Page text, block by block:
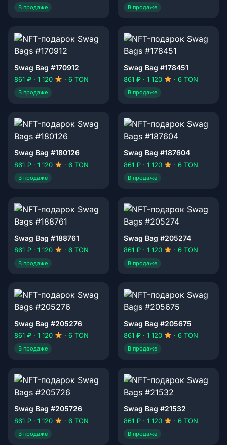
В продаже В продаже
Swag Bag #170912
861 ₽ · 1 120 · 6 TON
В продаже
Swag Bag #178451
861 ₽ · 1 120 · 6 TON
В продаже
Swag Bag #180126
861 ₽ · 1 120 · 6 TON
В продаже
Swag Bag #187604
861 ₽ · 1 120 · 6 TON
В продаже
Swag Bag #188761
861 ₽ · 1 120 · 6 TON
В продаже
Swag Bag #205274
861 ₽ · 1 120 · 6 TON
В продаже
Swag Bag #205276
861 ₽ · 1 120 · 6 TON
В продаже
Swag Bag #205675
861 ₽ · 1 120 · 6 TON
В продаже
Swag Bag #205726
861 ₽ · 1 120 · 6 TON
В продаже
Swag Bag #21532
861 ₽ · 1 120 · 6 TON
В продаже